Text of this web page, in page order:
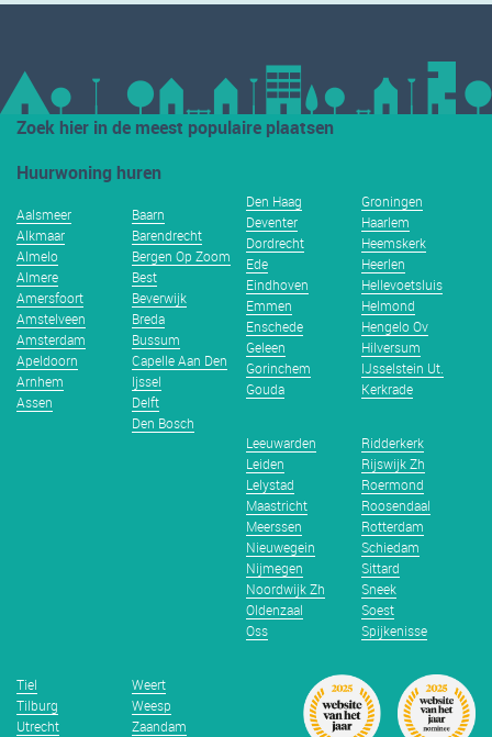
Zoek hier in de meest populaire plaatsen
Huurwoning huren
Aalsmeer
Alkmaar
Almelo
Almere
Amersfoort
Amstelveen
Amsterdam
Apeldoorn
Arnhem
Assen
Baarn
Barendrecht
Bergen Op Zoom
Best
Beverwijk
Breda
Bussum
Capelle Aan Den
Ijssel
Delft
Den Bosch
Den Haag
Deventer
Dordrecht
Ede
Eindhoven
Emmen
Enschede
Geleen
Gorinchem
Gouda
Groningen
Haarlem
Heemskerk
Heerlen
Hellevoetsluis
Helmond
Hengelo Ov
Hilversum
IJsselstein Ut.
Kerkrade
Leeuwarden
Leiden
Lelystad
Maastricht
Meerssen
Nieuwegein
Nijmegen
Noordwijk Zh
Oldenzaal
Oss
Ridderkerk
Rijswijk Zh
Roermond
Roosendaal
Rotterdam
Schiedam
Sittard
Sneek
Soest
Spijkenisse
Tiel
Tilburg
Utrecht
Weert
Weesp
Zaandam